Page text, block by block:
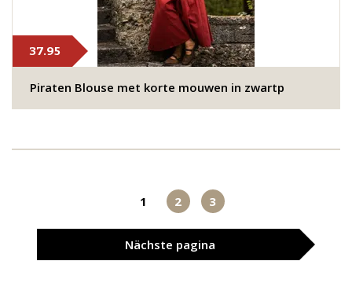
37.95
​​​Piraten Blouse met korte mouwen in zwartp
1 2 3
Nächste pagina